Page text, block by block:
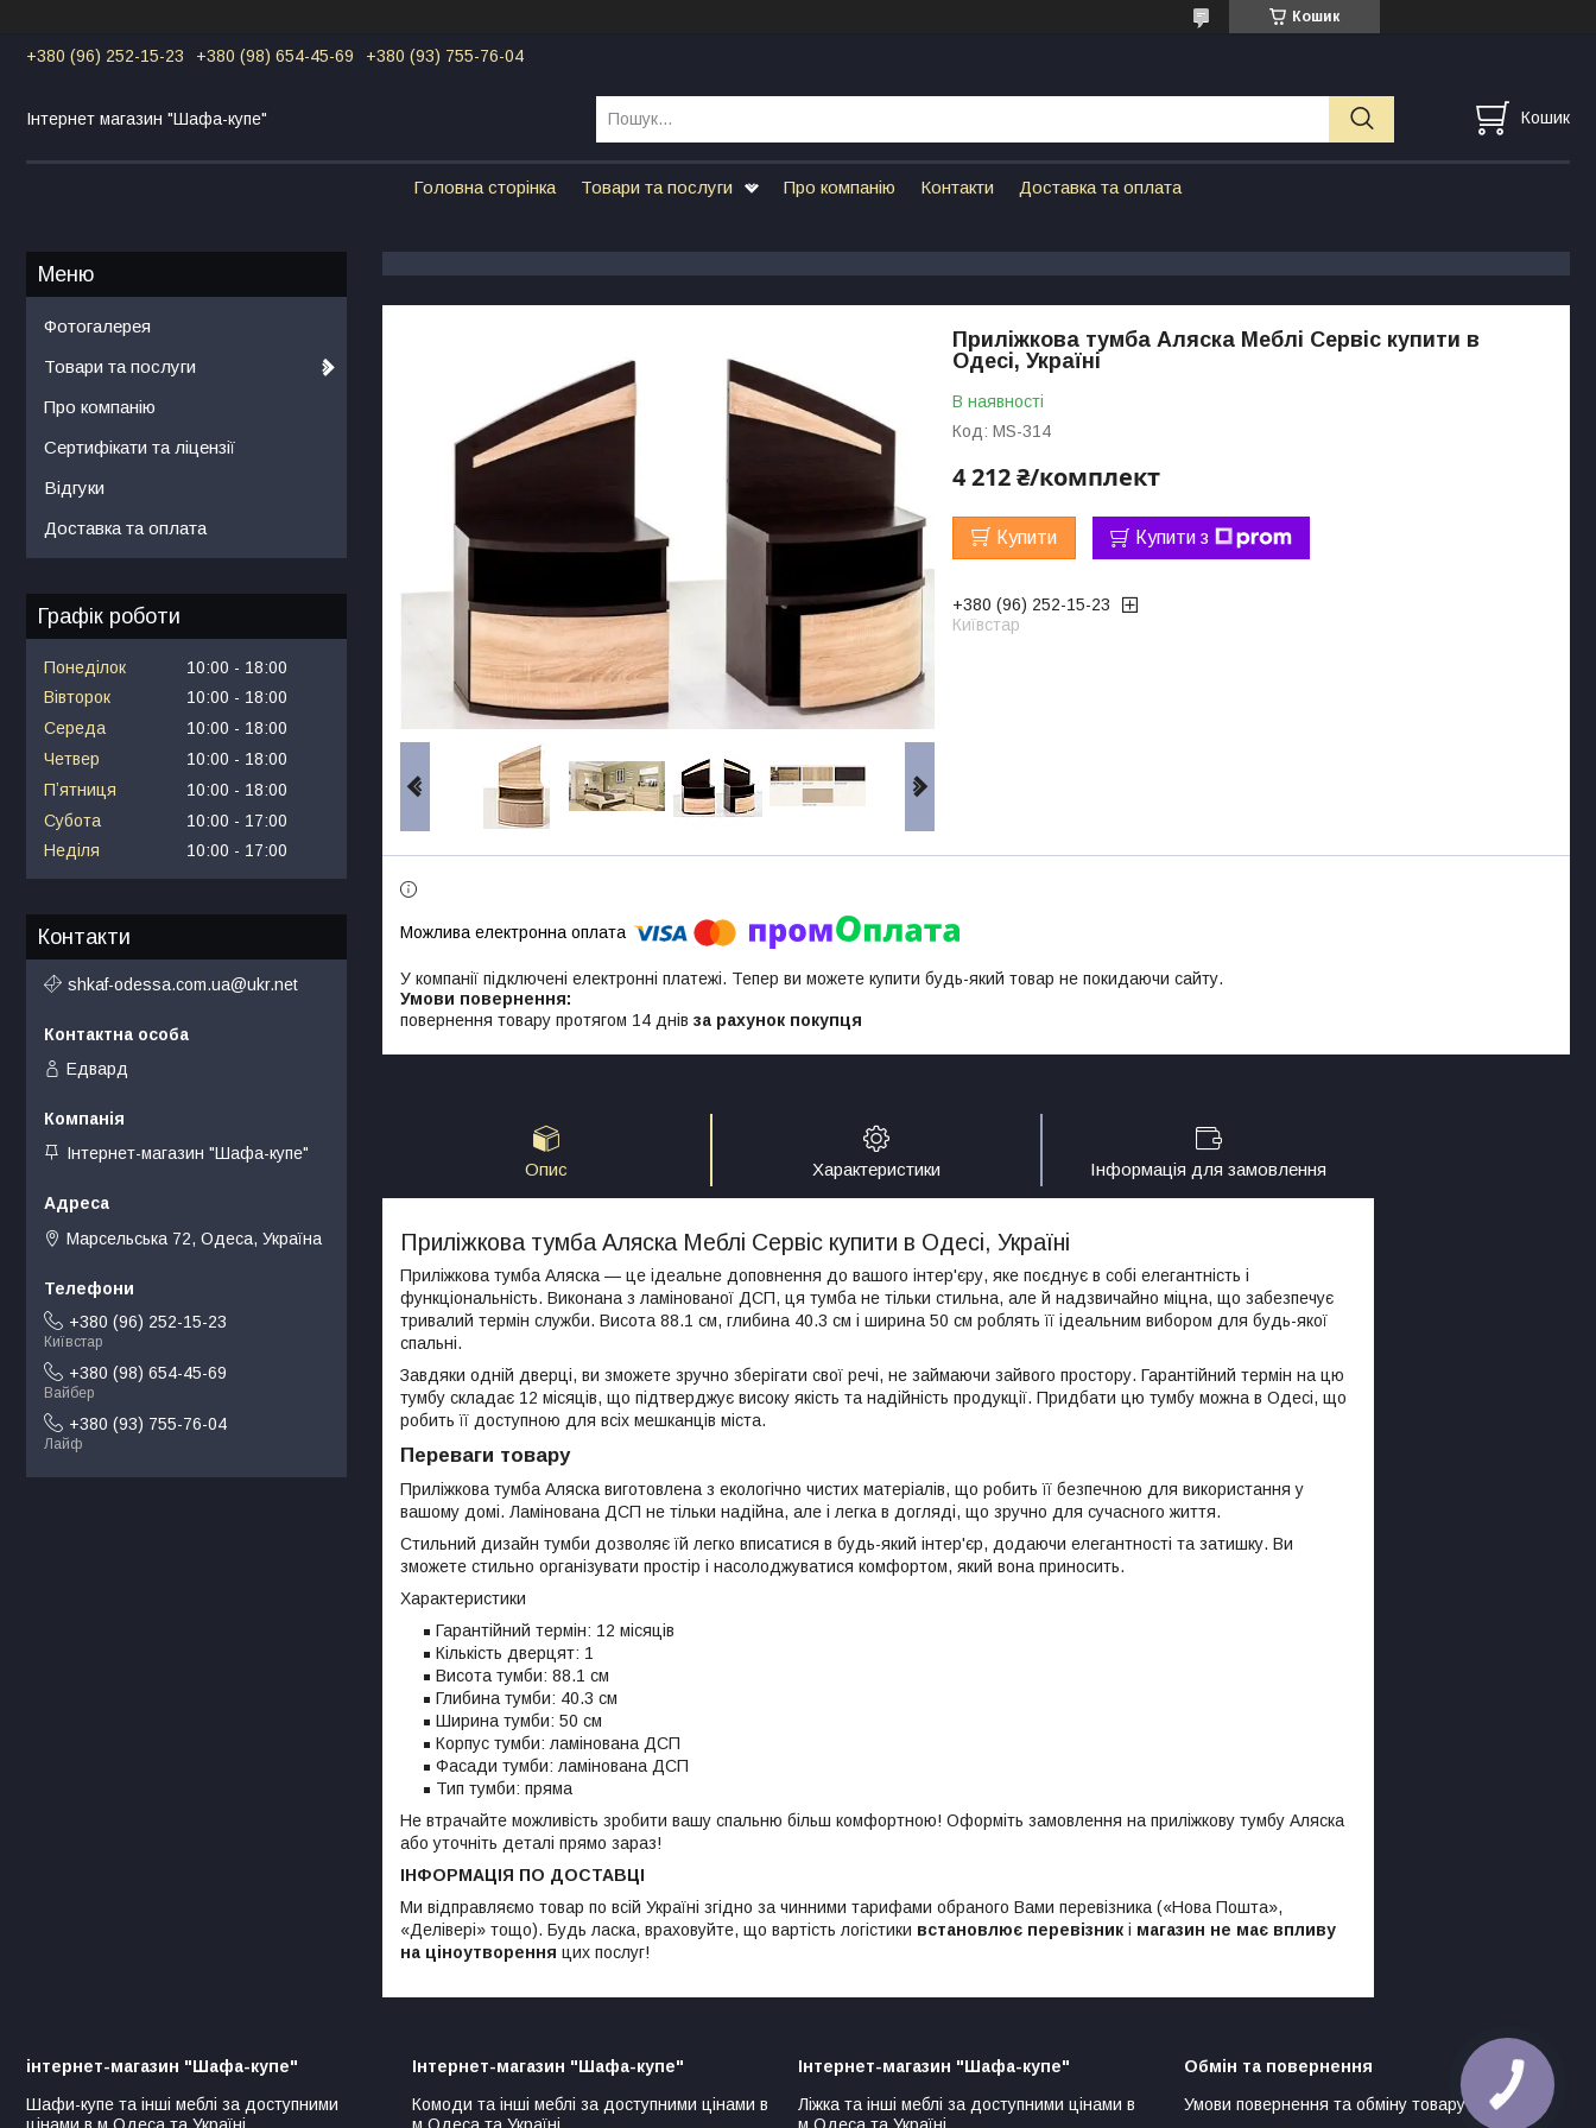
Кошик
+380 (96) 252-15-23 +380 (98) 654-45-69 +380 (93) 755-76-04
Інтернет магазин "Шафа-купе" Кошик
Головна сторінка Товари та послуги Про компанію Контакти Доставка та оплата
Приліжкова тумба Аляска Меблі Сервіс купити в
Одесі, Україні
В наявності
Код: MS-314
4 212 ₴/комплект
Купити Купити з
+380 (96) 252-15-23
Київстар
У компанії підключені електронні платежі. Тепер ви можете купити будь-який товар не покидаючи сайту.
повернення товару протягом 14 днів за рахунок покупця
Опис Характеристики Інформація для замовлення
Приліжкова тумба Аляска Меблі Сервіс купити в Одесі, Україні
Приліжкова тумба Аляска — це ідеальне доповнення до вашого інтер'єру, яке поєднує в собі елегантність і
функціональність. Виконана з ламінованої ДСП, ця тумба не тільки стильна, але й надзвичайно міцна, що забезпечує
тривалий термін служби. Висота 88.1 см, глибина 40.3 см і ширина 50 см роблять її ідеальним вибором для будь-якої
спальні.
Завдяки одній дверці, ви зможете зручно зберігати свої речі, не займаючи зайвого простору. Гарантійний термін на цю
тумбу складає 12 місяців, що підтверджує високу якість та надійність продукції. Придбати цю тумбу можна в Одесі, що
робить її доступною для всіх мешканців міста.
Переваги товару
Приліжкова тумба Аляска виготовлена з екологічно чистих матеріалів, що робить її безпечною для використання у
вашому домі. Ламінована ДСП не тільки надійна, але і легка в догляді, що зручно для сучасного життя.
Стильний дизайн тумби дозволяє їй легко вписатися в будь-який інтер'єр, додаючи елегантності та затишку. Ви
зможете стильно організувати простір і насолоджуватися комфортом, який вона приносить.
Характеристики
Гарантійний термін: 12 місяців
Кількість дверцят: 1
Висота тумби: 88.1 см
Глибина тумби: 40.3 см
Ширина тумби: 50 см
Корпус тумби: ламінована ДСП
Фасади тумби: ламінована ДСП
Тип тумби: пряма
Не втрачайте можливість зробити вашу спальню більш комфортною! Оформіть замовлення на приліжкову тумбу Аляска
або уточніть деталі прямо зараз!
ІНФОРМАЦІЯ ПО ДОСТАВЦІ
Ми відправляємо товар по всій Україні згідно за чинними тарифами обраного Вами перевізника («Нова Пошта»,
«Делівері» тощо). Будь ласка, враховуйте, що вартість логістики встановлює перевізник і магазин не має впливу
на ціноутворення цих послуг!
Фотогалерея
Товари та послуги
Про компанію
Сертифікати та ліцензії
Відгуки
Доставка та оплата
Графік роботи
Понеділок 10:00
18:00
Вівторок
10:00
18:00
Середа
10:00
18:00
Четвер
10:00
18:00
Пʼятниця
10:00
18:00
Субота
10:00
17:00
Неділя
10:00 17:00
Контакти
shkaf-odessa.com.ua@ukr.net
Едвард
Інтернет-магазин "Шафа-купе"
Марсельська 72, Одеса, Україна
+380 (96) 252-15-23
Київстар
+380 (98) 654-45-69
Вайбер
+380 (93) 755-76-04
Лайф
інтернет-магазин "Шафа-купе"
Шафи-купе та інші меблі за доступними
Інтернет-магазин "Шафа-купе"
Комоди та інші меблі за доступними цінами в
Інтернет-магазин "Шафа-купе"
Ліжка та інші меблі за доступними цінами в
Обмін та повернення
Умови повернення та обміну товару